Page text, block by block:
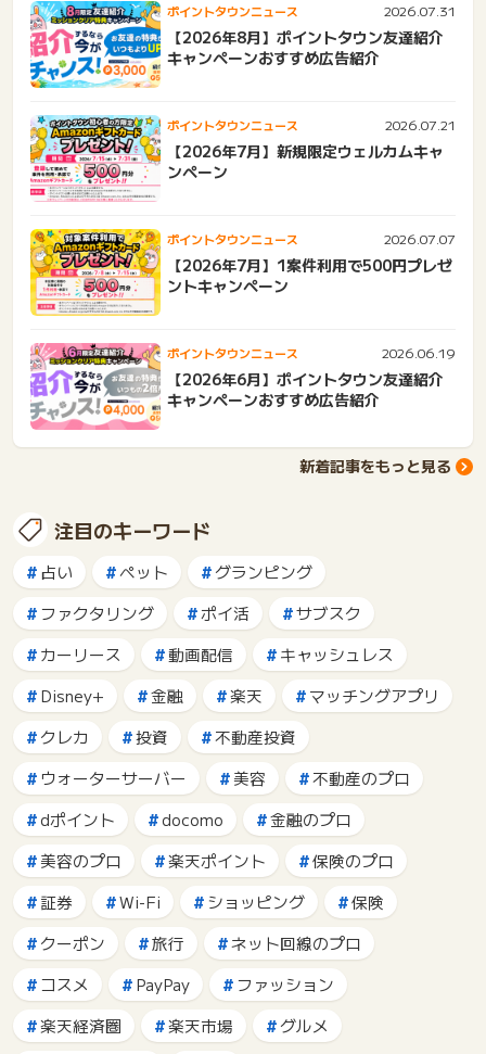
ポイントタウンニュース 2026.07.31
【2026年8月】ポイントタウン友達紹介
キャンペーンおすすめ広告紹介
ポイントタウンニュース 2026.07.21
【2026年7月】新規限定ウェルカムキャ
ンペーン
ポイントタウンニュース 2026.07.07
【2026年7月】1案件利用で500円プレゼ
ントキャンペーン
ポイントタウンニュース 2026.06.19
【2026年6月】ポイントタウン友達紹介
キャンペーンおすすめ広告紹介
新着記事をもっと見る
注目のキーワード
占い ペット
グランピング
ファクタリング
ポイ活
サブスク
カーリース
動画配信
キャッシュレス
Disney+
金融 楽天
マッチングアプリ
クレカ
投資
不動産投資
ウォーターサーバー
美容
不動産のプロ
dポイント
docomo
金融のプロ
美容のプロ
楽天ポイント
保険のプロ
証券
Wi-Fi ショッピング
保険
クーポン
旅行
ネット回線のプロ
コスメ
PayPay
ファッション
楽天経済圏
楽天市場
グルメ